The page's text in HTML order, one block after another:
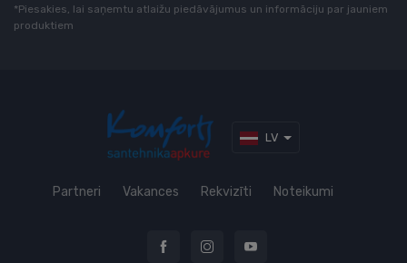
*Piesakies, lai saņemtu atlaižu piedāvājumus un informāciju par jauniem
produktiem
LV
Partneri Vakances Rekvizīti Noteikumi